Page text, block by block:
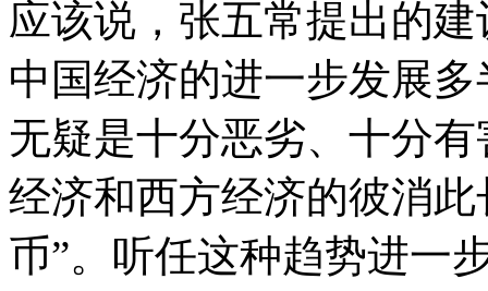
应该说，张五常提出的
中国经济的进一步发展
无疑是十分恶劣、十分
经济和西方经济的彼消
币”。听任这种趋势进一